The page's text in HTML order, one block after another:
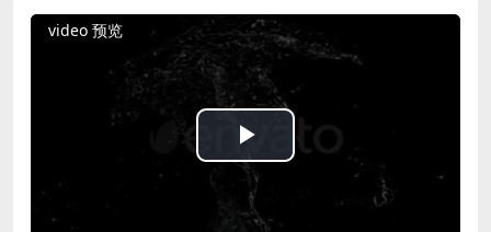
video 预览
Play
Video